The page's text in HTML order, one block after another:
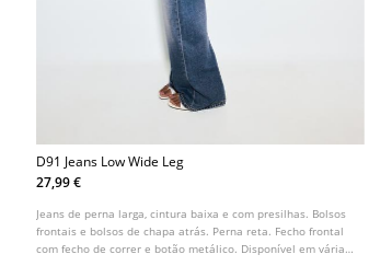
D91 Jeans Low Wide Leg
27,99 €
Jeans de perna larga, cintura baixa e com presilhas. Bolsos
frontais e bolsos de chapa atrás. Perna reta. Fecho frontal
com fecho de correr e botão metálico. Disponível em várias